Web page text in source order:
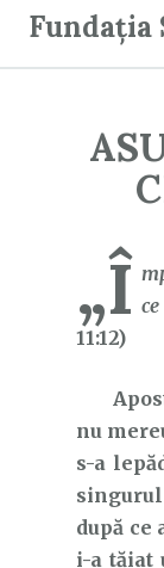
Fundația
„Î
11:12)
nu
s-a
după ce
i-a tăiat